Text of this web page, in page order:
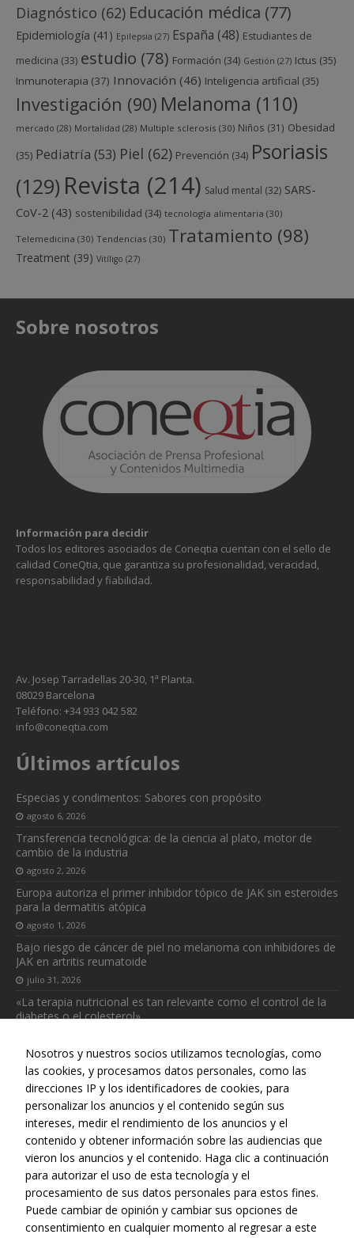
Diagnóstico (62) Educación médica (77)
Epidemiología (41) Epilepsia (27) España (48) Estudiantes de
medicina (33) estudio (78) Formación (34) Gestión (27) Ictus (35)
Inmunoterapia (37) Innovación (46) Inteligencia artificial (35)
Investigación (90) Melanoma (110)
mercado (28) Mortalidad (28) Multiple sclerosis (30) Niños (31) Obesidad
(35) Pediatría (53) Piel (62) Prevención (34) Psoriasis
(129) Revista (214) Salud mental (32) SARS-
CoV-2 (43) sostenibilidad (34) tecnología alimentaria (30)
Telemedicina (30) Tendencias (30) Tratamiento (98)
Treatment (39) Vitíligo (27)
Sobre nosotros
Información para decidir
Todos los editores asociados de Coneqtia cuentan con el sello de
calidad ConeQtia, que garantiza su profesionalidad, veracidad,
responsabilidad y fiabilidad.
Av. Josep Tarradellas 20-30, 1ª Planta.
08029 Barcelona
Teléfono: +34 933 042 582
info@coneqtia.com
Últimos artículos
Especias y condimentos: Sabores con propósito
agosto 6, 2026
Transferencia tecnológica: de la ciencia al plato, motor de
cambio de la industria
agosto 2, 2026
Europa autoriza el primer inhibidor tópico de JAK sin esteroides
para la dermatitis atópica
agosto 1, 2026
Bajo riesgo de cáncer de piel no melanoma con inhibidores de
JAK en artritis reumatoide
julio 31, 2026
«La terapia nutricional es tan relevante como el control de la
diabetes o el colesterol»
Web realizada con el patrocinio del Centro Español de Derechos
Reprográficos
Nosotros y nuestros socios utilizamos tecnologías, como
las cookies, y procesamos datos personales, como las
direcciones IP y los identificadores de cookies, para
personalizar los anuncios y el contenido según sus
intereses, medir el rendimiento de los anuncios y el
contenido y obtener información sobre las audiencias que
vieron los anuncios y el contenido. Haga clic a continuación
para autorizar el uso de esta tecnología y el
procesamiento de sus datos personales para estos fines.
Puede cambiar de opinión y cambiar sus opciones de
consentimiento en cualquier momento al regresar a este